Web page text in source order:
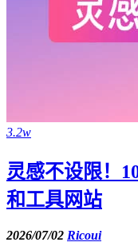
3.2w
灵感不设限！
和工具网站
2026/07/02 Ricoui